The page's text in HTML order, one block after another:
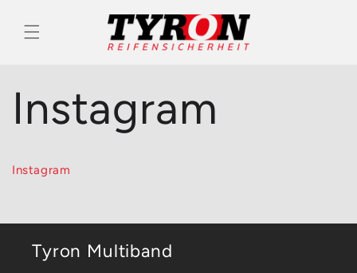
Inhalt
Instagram
Instagram
Tyron Multiband